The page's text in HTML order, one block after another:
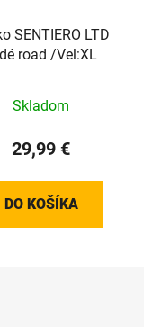
SENTIERO LTD
road /Vel:XL
Skladom
29,99 €
DO KOŠÍKA